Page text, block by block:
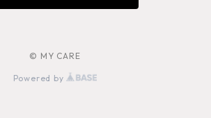
© MY CARE
Powered by